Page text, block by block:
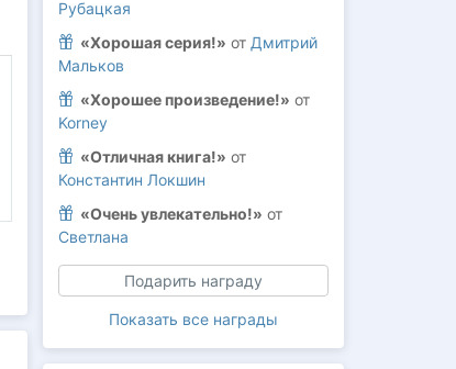
Рубацкая
«Хорошая серия!» от Дмитрий
Мальков
«Хорошее произведение!» от
Korney
«Отличная книга!» от
Константин Локшин
«Очень увлекательно!» от
Светлана
Подарить награду
Показать все награды